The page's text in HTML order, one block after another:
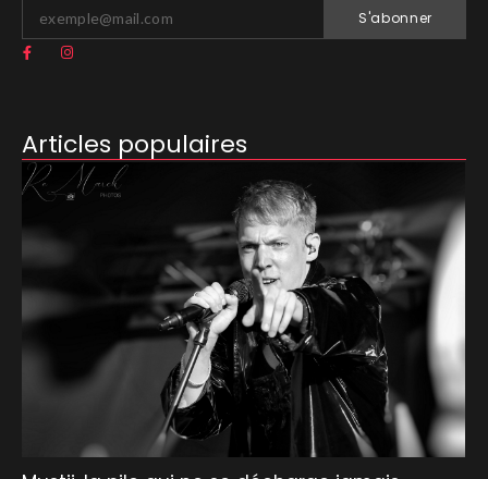
S'abonner
Articles populaires